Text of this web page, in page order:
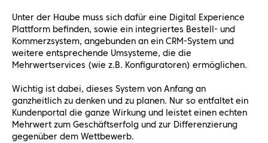
Unter der Haube muss sich dafür eine Digital Experience
Plattform befinden, sowie ein integriertes Bestell- und
Kommerzsystem, angebunden an ein CRM-System und
weitere entsprechende Umsysteme, die die
Mehrwertservices (wie z.B. Konfiguratoren) ermöglichen.
Wichtig ist dabei, dieses System von Anfang an
ganzheitlich zu denken und zu planen. Nur so entfaltet ein
Kundenportal die ganze Wirkung und leistet einen echten
Mehrwert zum Geschäftserfolg und zur Differenzierung
gegenüber dem Wettbewerb.